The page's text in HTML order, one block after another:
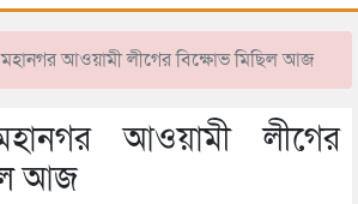
আওয়ামী লীগের বিক্ষোভ মিছিল আজ
আওয়ামী লীগের
আজ